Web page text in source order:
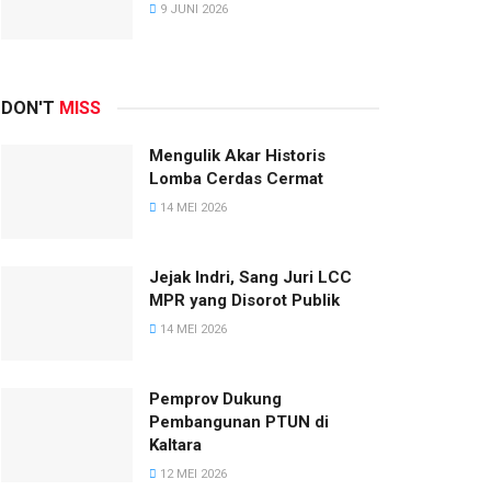
9 JUNI 2026
DON'T MISS
Mengulik Akar Historis
Lomba Cerdas Cermat
14 MEI 2026
Jejak Indri, Sang Juri LCC
MPR yang Disorot Publik
14 MEI 2026
Pemprov Dukung
Pembangunan PTUN di
Kaltara
12 MEI 2026